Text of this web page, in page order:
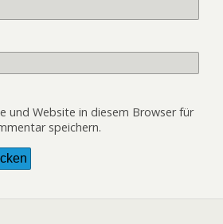
und Website in diesem Browser für
speichern.